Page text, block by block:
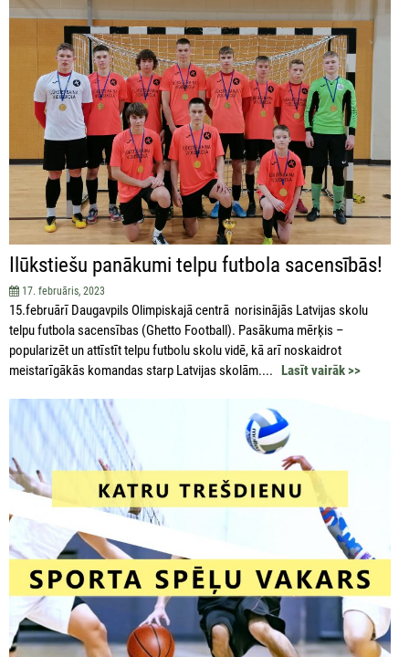
Ilūkstiešu panākumi telpu futbola sacensībās!
17. februāris, 2023
15.februārī Daugavpils Olimpiskajā centrā norisinājās Latvijas skolu
telpu futbola sacensības (Ghetto Football). Pasākuma mērķis –
popularizēt un attīstīt telpu futbolu skolu vidē, kā arī noskaidrot
meistarīgākās komandas starp Latvijas skolām.... Lasīt vairāk >>